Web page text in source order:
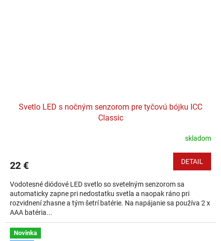
Svetlo LED s nočným senzorom pre tyčovú bójku ICC
Classic
skladom
22 € DETAIL
Vodotesné diódové LED svetlo so svetelným senzorom sa
automaticky zapne pri nedostatku svetla a naopak ráno pri
rozvidnení zhasne a tým šetrí batérie. Na napájanie sa používa 2 x
AAA batéria...
Novinka